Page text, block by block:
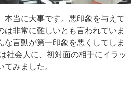
本当に大事です。悪印象を与えて
は非常に難しいとも言われていま
な言動が第一印象を悪くしてしま
社会人に、初対面の相手にイラッ
てみました。